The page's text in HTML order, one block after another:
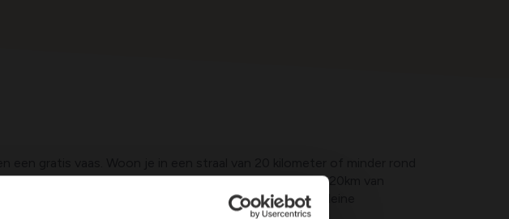
één van onze eigen medewerkers. Woon je verder dan 20km van
tot jouw voordeur raakt, maar vragen hiervoor een kleine